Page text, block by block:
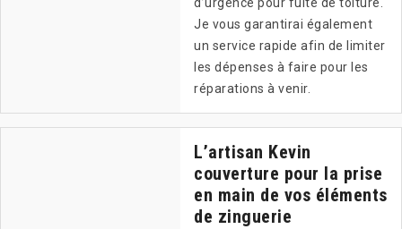
d’urgence pour fuite de toiture.
Je vous garantirai également
un service rapide afin de limiter
les dépenses à faire pour les
réparations à venir.
L’artisan Kevin
couverture pour la prise
en main de vos éléments
de zinguerie